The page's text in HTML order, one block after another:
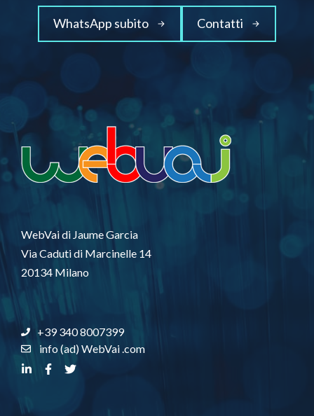
WhatsApp subito Contatti
WebVai di Jaume Garcia
Via Caduti di Marcinelle 14
20134 Milano
+39 340 8007399
info (ad) WebVai .com